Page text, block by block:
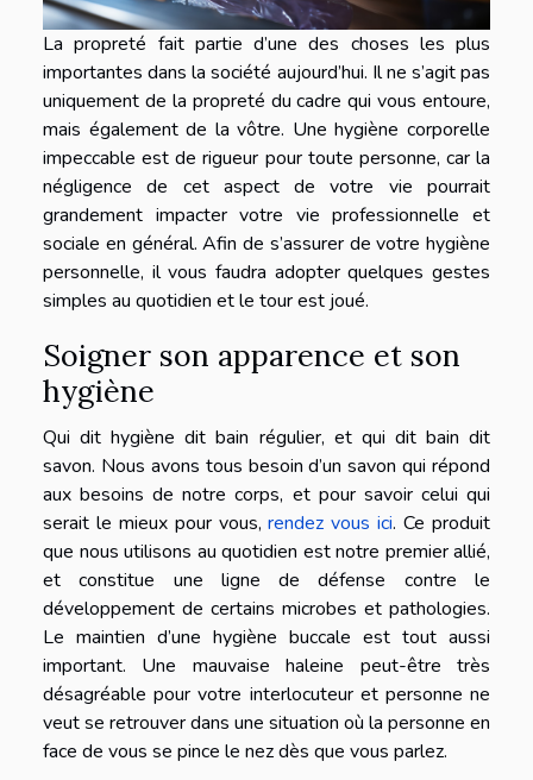
La propreté fait partie d’une des choses les plus
importantes dans la société aujourd’hui. Il ne s’agit pas
uniquement de la propreté du cadre qui vous entoure,
mais également de la vôtre. Une hygiène corporelle
impeccable est de rigueur pour toute personne, car la
négligence de cet aspect de votre vie pourrait
grandement impacter votre vie professionnelle et
sociale en général. Afin de s’assurer de votre hygiène
personnelle, il vous faudra adopter quelques gestes
simples au quotidien et le tour est joué.
Soigner son apparence et son
hygiène
Qui dit hygiène dit bain régulier, et qui dit bain dit
savon. Nous avons tous besoin d’un savon qui répond
aux besoins de notre corps, et pour savoir celui qui
serait le mieux pour vous,rendez vous ici. Ce produit
que nous utilisons au quotidien est notre premier allié,
et constitue une ligne de défense contre le
développement de certains microbes et pathologies.
Le maintien d’une hygiène buccale est tout aussi
important. Une mauvaise haleine peut-être très
désagréable pour votre interlocuteur et personne ne
veut se retrouver dans une situation où la personne en
face de vous se pince le nez dès que vous parlez.